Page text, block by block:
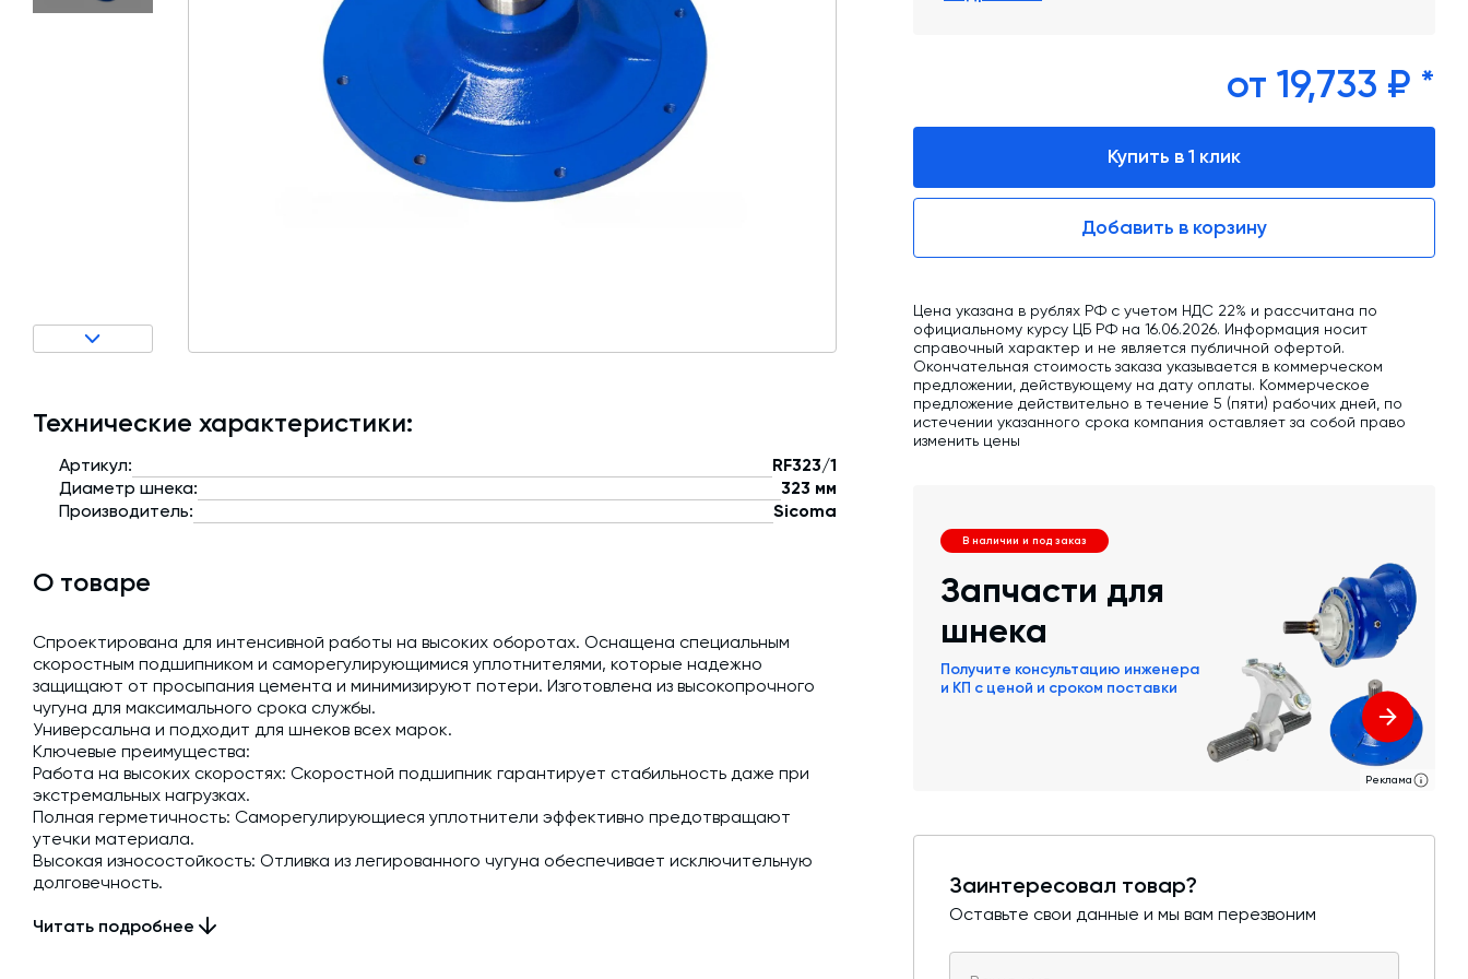
Затворы для силосов и дозаторов
Промышленные фильтры и комплектующие
Оборудование для производства ЖБИ
Телескопические загрузчики
Промышленные вибраторы
Дробильно-сортировочный комплекс
Технический аудит бетонных заводов и
линий,промышленных зданий и сооружений
Технические характеристики:
Артикул:
RF323/1
Диаметр шнека:
323 мм
Производитель:
Sicoma
О товаре
Спроектирована для интенсивной работы на высоких оборотах. Оснащена специальным
скоростным подшипником и саморегулирующимися уплотнителями, которые надежно
защищают от просыпания цемента и минимизируют потери. Изготовлена из высокопрочного
чугуна для максимального срока службы.
Универсальна и подходит для шнеков всех марок.
Ключевые преимущества:
Работа на высоких скоростях: Скоростной подшипник гарантирует стабильность даже при
экстремальных нагрузках.
Полная герметичность: Саморегулирующиеся уплотнители эффективно предотвращают
утечки материала.
Высокая износостойкость: Отливка из легированного чугуна обеспечивает исключительную
долговечность.
системы.
Читать подробнее
от 19,733 ₽ *
Купить в 1 клик
Добавить в корзину
Цена указана в рублях РФ с учетом НДС 22% и рассчитана по
официальному курсу ЦБ РФ на 16.06.2026. Информация носит
справочный характер и не является публичной офертой.
Окончательная стоимость заказа указывается в коммерческом
предложении, действующему на дату оплаты. Коммерческое
предложение действительно в течение 5 (пяти) рабочих дней, по
истечении указанного срока компания оставляет за собой право
изменить цены
В наличии и под заказ
Запчасти для
шнека
Получите консультацию инженера
и КП с ценой и сроком поставки
Реклама
Заинтересовал товар?
Оставьте свои данные и мы вам перезвоним